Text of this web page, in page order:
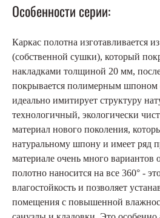
Особенности серии:
Каркас полотна изготавливается
(собственной сушки), который
накладками толщиной 20 мм,
покрывается полимерным шпоном
идеально имитирует структуру
технологичный, экологически
материал нового поколения,
натуральному шпону и имеет ряд
материале очень много вариантов
полотно наносится на все 360° -
влагостойкость и позволяет
помещения с повышенной